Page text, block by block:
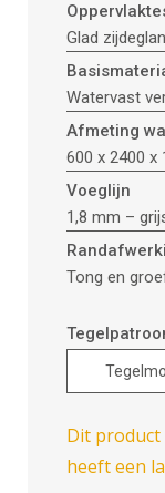
Glad
Watervast
Afmeting
600 x 2400 x
Voeglijn
1,8 mm –
Tong en
Dit
heeft een